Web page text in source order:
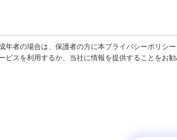
者の場合は、保護者の方に本プライバシーポリシー
スを利用するか、当社に情報を提供することをお勧